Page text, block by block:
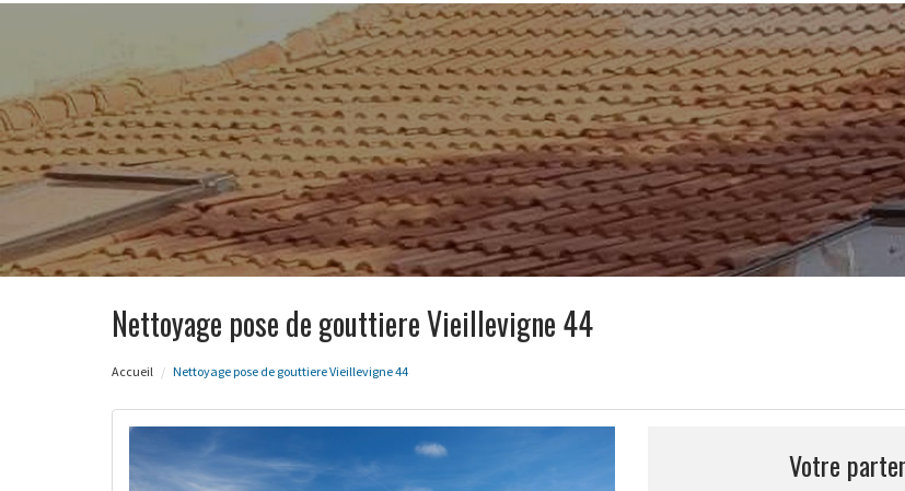
Nettoyage pose de gouttiere Vieillevigne 44
Accueil Nettoyage pose de gouttiere Vieillevigne 44
Votre